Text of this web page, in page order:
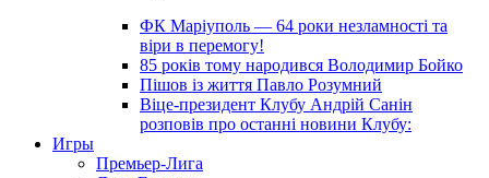
ФК Маріуполь — 64 роки незламності та
віри в перемогу!
85 років тому народився Володимир Бойко
Пішов із життя Павло Розумний
Віце-президент Клубу Андрій Санін
розповів про останні новини Клубу:
Игры
Премьер-Лига